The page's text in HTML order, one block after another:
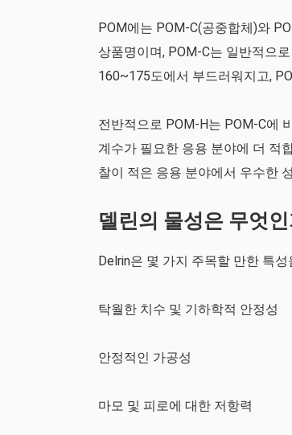
POM에는 POM-C(공중합체)와
상품명이며, POM-C는 일반적으
160~175도에서 부드러워지고,
전반적으로 POM-H는 POM-C에
계수가 필요한 응용 분야에 더 적
찰이 적은 응용 분야에서 우수한
델린의 물성은 무엇
Delrin은 몇 가지 주목할 만한 특
탁월한 치수 및 기하학적 안정성
안정적인 가공성
마모 및 피로에 대한 저항력